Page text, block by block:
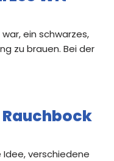
ein schwarzes,
zu brauen. Bei der
Idee, verschiedene